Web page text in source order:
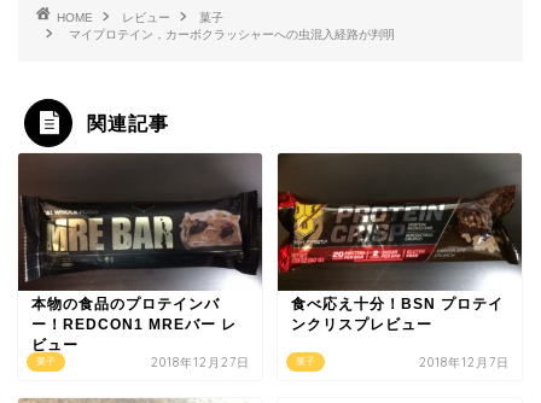
HOME レビュー
菓子
マイプロテイン，カーボクラッシャーへの虫混入経路が判明
関連記事
菓子
本物の食品のプロテインバ
ー！REDCON1 MREバー レ
ビュー
2018年12月27日 菓子
食べ応え十分！BSN プロテイ
ンクリスプレビュー
2018年12月7日